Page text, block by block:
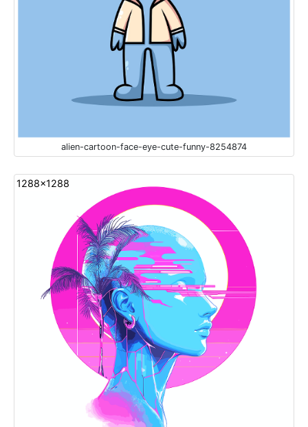
alien-cartoon-face-eye-cute-funny-8254874
1288x1288